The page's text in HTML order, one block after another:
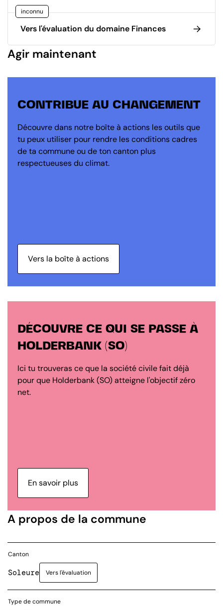
inconnu
Vers l'évaluation du domaine Finances
Agir maintenant
CONTRIBUE AU CHANGEMENT
Découvre dans notre boîte à actions les outils que
tu peux utiliser pour rendre les conditions cadres
de ta commune ou de ton canton plus
respectueuses du climat.
Vers la boîte à actions
DÉCOUVRE CE QUI SE PASSE À
HOLDERBANK (SO)
Ici tu trouveras ce que la société civile fait déjà
pour que Holderbank (SO) atteigne l'objectif zéro
net.
En savoir plus
A propos de la commune
Canton
Soleure Vers l'évaluation
Type de commune